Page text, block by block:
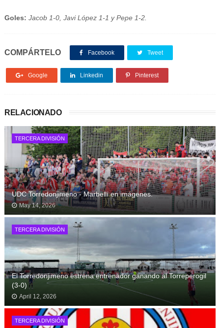
Goles: Jacob 1-0, Javi López 1-1 y Pepe 1-2.
COMPÁRTELO Facebook Tweet
Google Linkedin Pinterest
RELACIONADO
TERCERA DIVISIÓN
UDC Torredonjimeno - Marbellí en imágenes.
May 14, 2026
TERCERA DIVISIÓN
El Torredonjimeno estrena entrenador ganando al Torreperogil
(3-0)
April 12, 2026
TERCERA DIVISIÓN